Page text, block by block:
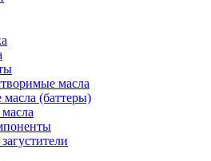
масла
масла (баттеры)